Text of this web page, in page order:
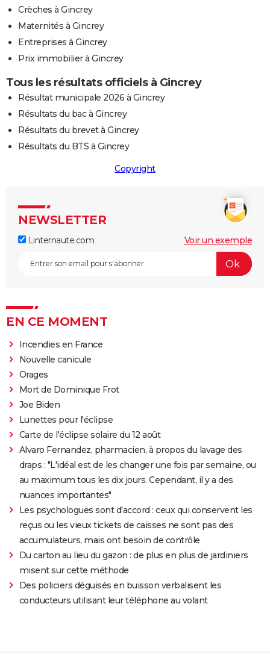
Crèches à Gincrey
Maternités à Gincrey
Entreprises à Gincrey
Prix immobilier à Gincrey
Tous les résultats officiels à Gincrey
Résultat municipale 2026 à Gincrey
Résultats du bac à Gincrey
Résultats du brevet à Gincrey
Résultats du BTS à Gincrey
Copyright
NEWSLETTER
Linternaute.com Voir un exemple
EN CE MOMENT
Incendies en France
Nouvelle canicule
Orages
Mort de Dominique Frot
Joe Biden
Lunettes pour l'éclipse
Carte de l'éclipse solaire du 12 août
Alvaro Fernandez, pharmacien, à propos du lavage des
draps : "L'idéal est de les changer une fois par semaine, ou
au maximum tous les dix jours. Cependant, il y a des
nuances importantes"
Les psychologues sont d'accord : ceux qui conservent les
reçus ou les vieux tickets de caisses ne sont pas des
accumulateurs, mais ont besoin de contrôle
Du carton au lieu du gazon : de plus en plus de jardiniers
misent sur cette méthode
Des policiers déguisés en buisson verbalisent les
conducteurs utilisant leur téléphone au volant